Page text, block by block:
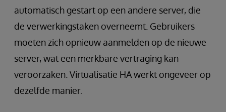
automatisch gestart op een andere server, die
de verwerkingstaken overneemt. Gebruikers
moeten zich opnieuw aanmelden op de nieuwe
server, wat een merkbare vertraging kan
veroorzaken. Virtualisatie HA werkt ongeveer op
dezelfde manier.